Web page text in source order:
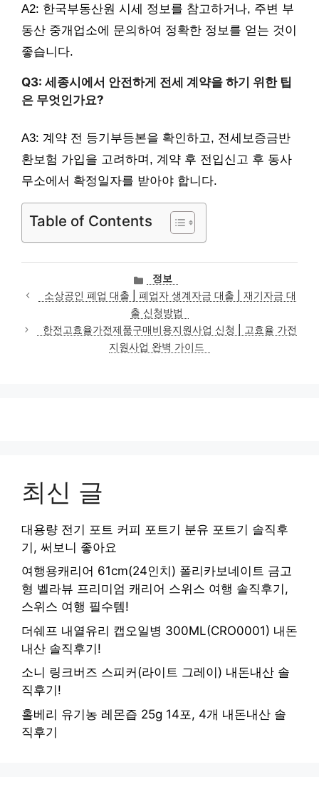
A2: 한국부동산원 시세 정보를 참고하거나, 주변 부
동산 중개업소에 문의하여 정확한 정보를 얻는 것이
좋습니다.
Q3: 세종시에서 안전하게 전세 계약을 하기 위한 팁
은 무엇인가요?
A3: 계약 전 등기부등본을 확인하고, 전세보증금반
환보험 가입을 고려하며, 계약 후 전입신고 후 동사
무소에서 확정일자를 받아야 합니다.
Table of Contents
카
테
고
리
정보
소상공인 폐업 대출 | 폐업자 생계자금 대출 | 재기자금 대
출 신청방법
한전고효율가전제품구매비용지원사업 신청 | 고효율 가전
지원사업 완벽 가이드
최신 글
대용량 전기 포트 커피 포트기 분유 포트기 솔직후
기, 써보니 좋아요
여행용캐리어 61cm(24인치) 폴리카보네이트 금고
형 벨라뷰 프리미엄 캐리어 스위스 여행 솔직후기,
스위스 여행 필수템!
더쉐프 내열유리 캡오일병 300ML(CRO0001) 내돈
내산 솔직후기!
소니 링크버즈 스피커(라이트 그레이) 내돈내산 솔
직후기!
홀베리 유기농 레몬즙 25g 14포, 4개 내돈내산 솔
직후기